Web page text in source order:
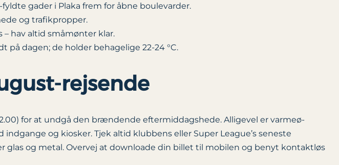
gader i Plaka frem for åbne boulevarder.
og trafikpropper.
hav altid småmønter klar.
dagen; de holder behagelige 22-24 °C.
rejsende
for at undgå den brændende eftermiddagshede. Alligevel er varmeø-
og kiosker. Tjek altid klubbens eller Super League’s seneste
glas og metal. Overvej at downloade din billet til mobilen og benyt kontaktløs